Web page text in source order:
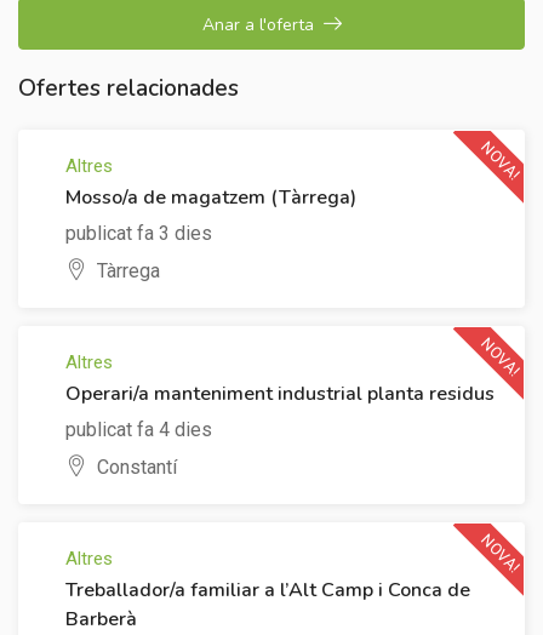
Anar a l'oferta
Ofertes relacionades
Altres
Mosso/a de magatzem (Tàrrega)
publicat fa 3 dies
Tàrrega
NOVA!
Altres
Operari/a manteniment industrial planta residus
publicat fa 4 dies
Constantí
NOVA!
Altres
Treballador/a familiar a l’Alt Camp i Conca de
Barberà
NOVA!